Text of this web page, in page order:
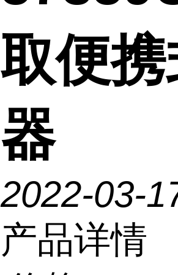
取便
器
2022-03-
产品详情